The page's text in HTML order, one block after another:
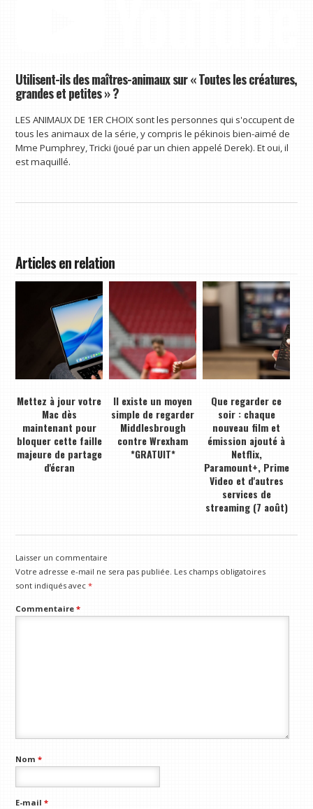
Utilisent-ils des maîtres-animaux sur « Toutes les créatures,
grandes et petites » ?
LES ANIMAUX DE 1ER CHOIX sont les personnes qui s'occupent de
tous les animaux de la série, y compris le pékinois bien-aimé de
Mme Pumphrey, Tricki (joué par un chien appelé Derek). Et oui, il
est maquillé.
Articles en relation
Mettez à jour votre
Mac dès
maintenant pour
bloquer cette faille
majeure de partage
d'écran
Il existe un moyen
simple de regarder
Middlesbrough
contre Wrexham
*GRATUIT*
Que regarder ce
soir : chaque
nouveau film et
émission ajouté à
Netflix,
Paramount+, Prime
Video et d'autres
services de
streaming (7 août)
Laisser un commentaire
Votre adresse e-mail ne sera pas publiée. Les champs obligatoires
sont indiqués avec*
Commentaire*
Nom*
E-mail*